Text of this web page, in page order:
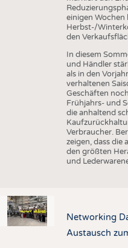
einigen Wochen
Herbst-/
den
In diesem
und Händler
als in den
verhaltenen
Geschäften
Frühjahrs- und
die anhaltend
Verbraucher.
zeigen, dass die
den größten
und
Networking
Austausch